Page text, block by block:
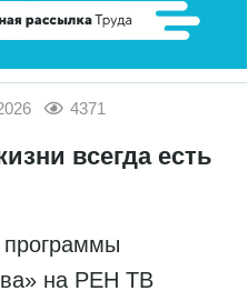
4371
всегда есть
на РЕН ТВ